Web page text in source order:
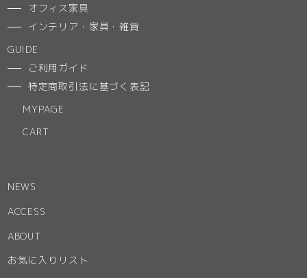
オフィス家具
インテリア・家具・雑貨
GUIDE
ご利用ガイド
特定商取引法に基づく表記
MYPAGE
CART
NEWS
ACCESS
ABOUT
お気に入りリスト